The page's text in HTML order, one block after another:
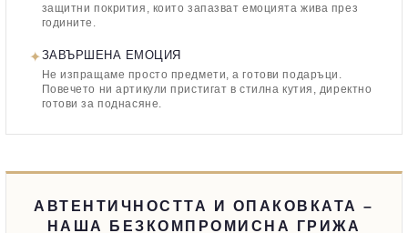
защитни покрития, които запазват емоцията жива през
годините.
✦ЗАВЪРШЕНА ЕМОЦИЯ
Не изпращаме просто предмети, а готови подаръци.
Повечето ни артикули пристигат в стилна кутия, директно
готови за поднасяне.
АВТЕНТИЧНОСТТА И ОПАКОВКАТА –
НАША БЕЗКОМПРОМИСНА ГРИЖА